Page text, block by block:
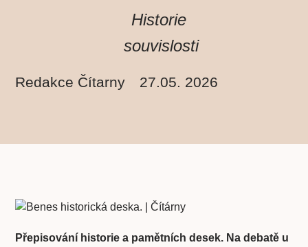
Historie
souvislosti
Redakce Čítarny 27.05. 2026
Přepisování historie a pamětních desek. Na debatě u